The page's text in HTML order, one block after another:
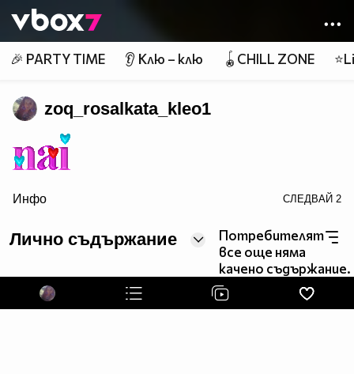
👾
🎉 PARTY TIME 👂 Клю – клю 🪀CHILL ZONE
zoq_rosalkata_kleo1
border=0>
Инфо СЛЕДВАЙ 2
Лично съдържание
Потребителят
все още няма
качено съдържание.